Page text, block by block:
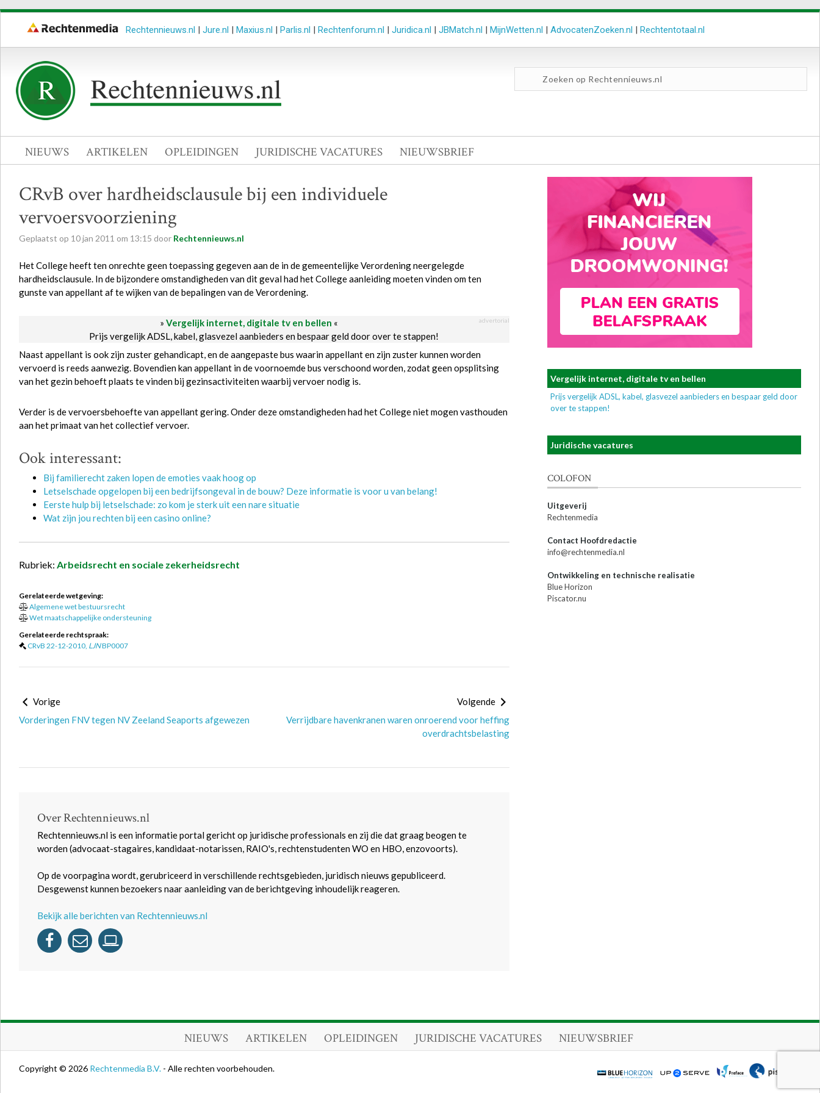
Rechtennieuws.nl | Jure.nl | Maxius.nl | Parlis.nl | Rechtenforum.nl | Juridica.nl | JBMatch.nl | MijnWetten.nl | AdvocatenZoeken.nl | Rechtentotaal.nl
NIEUWS ARTIKELEN OPLEIDINGEN JURIDISCHE VACATURES NIEUWSBRIEF
CRvB over hardheidsclausule bij een individuele
vervoersvoorziening
Geplaatst op 10jan 2011 om 13:15 door Rechtennieuws.nl
Het College heeft ten onrechte geen toepassing gegeven aan de in de gemeentelijke Verordening neergelegde
hardheidsclausule. In de bijzondere omstandigheden van dit geval had het College aanleiding moeten vinden om ten
gunste van appellant af te wijken van de bepalingen van de Verordening.
» Vergelijk internet, digitale tv en bellen « advertorial
Prijs vergelijk ADSL, kabel, glasvezel aanbieders en bespaar geld door over te stappen!
Naast appellant is ook zijn zuster gehandicapt, en de aangepaste bus waarin appellant en zijn zuster kunnen worden
vervoerd is reeds aanwezig. Bovendien kan appellant in de voornoemde bus verschoond worden, zodat geen opsplitsing
van het gezin behoeft plaats te vinden bij gezinsactiviteiten waarbij vervoer nodig is.
Verder is de vervoersbehoefte van appellant gering. Onder deze omstandigheden had het College niet mogen vasthouden
aan het primaat van het collectief vervoer.
Ook interessant:
Bij familierecht zaken lopen de emoties vaak hoog op
Letselschade opgelopen bij een bedrijfsongeval in de bouw? Deze informatie is voor u van belang!
Eerste hulp bij letselschade: zo kom je sterk uit een nare situatie
Wat zijn jou rechten bij een casino online?
Rubriek: Arbeidsrecht en sociale zekerheidsrecht
Gerelateerde wetgeving:
Algemene wet bestuursrecht
Wet maatschappelijke ondersteuning
Gerelateerde rechtspraak:
CRvB 22-12-2010, LJNBP0007
Vorige
Vorderingen FNV tegen NV Zeeland Seaports afgewezen
Volgende
Verrijdbare havenkranen waren onroerend voor heffing
overdrachtsbelasting
Over Rechtennieuws.nl
Rechtennieuws.nl is een informatie portal gericht op juridische professionals en zij die dat graag beogen te
worden (advocaat-stagaires, kandidaat-notarissen, RAIO's, rechtenstudenten WO en HBO, enzovoorts).
Op de voorpagina wordt, gerubriceerd in verschillende rechtsgebieden, juridisch nieuws gepubliceerd.
Desgewenst kunnen bezoekers naar aanleiding van de berichtgeving inhoudelijk reageren.
Bekijk alle berichten van Rechtennieuws.nl
Vergelijk internet, digitale tv en bellen
Prijs vergelijk ADSL, kabel, glasvezel aanbieders en bespaar geld door
over te stappen!
Juridische vacatures
COLOFON
Uitgeverij
Rechtenmedia
Contact Hoofdredactie
info@rechtenmedia.nl
Ontwikkeling en technische realisatie
Blue Horizon
Piscator.nu
NIEUWS ARTIKELEN OPLEIDINGEN JURIDISCHE VACATURES NIEUWSBRIEF
Copyright © 2026 Rechtenmedia B.V. - Alle rechten voorbehouden.